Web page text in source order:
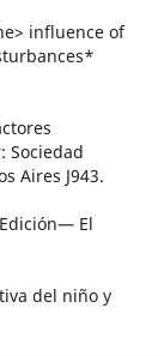
influence of
Sociedad
Aires J943.
El
del niño y